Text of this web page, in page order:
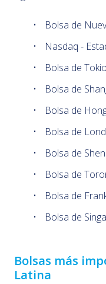
Bolsa de
Nasdaq -
Bolsa de
Bolsa de
Bolsa de
Bolsa de
Bolsa de
Bolsa de
Bolsa de
Bolsa de
Bolsas más
Latina